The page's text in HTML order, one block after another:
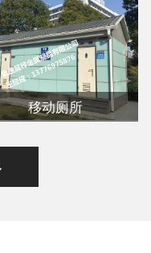
移动厕所